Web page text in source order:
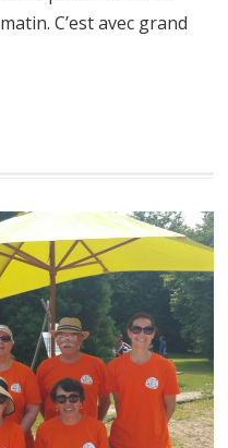
C’est avec grand